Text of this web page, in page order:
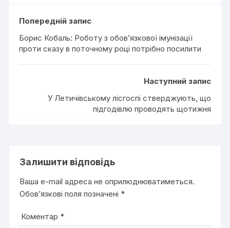
Попередній запис
Борис Кобаль: Роботу з обов’язкової імунізації
проти сказу в поточному році потрібно посилити
Наступний запис
У Летичівському лісгоспі стверджують, що
підгодівлю проводять щотижня
Залишити відповідь
Ваша e-mail адреса не оприлюднюватиметься.
Обов’язкові поля позначені *
Коментар *